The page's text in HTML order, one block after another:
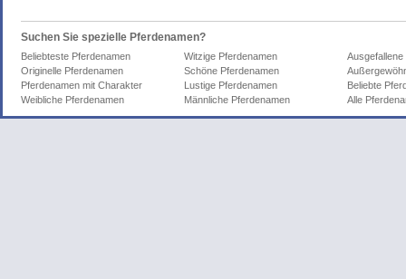
Suchen Sie spezielle Pferdenamen?
Beliebteste Pferdenamen Witzige Pferdenamen
Originelle Pferdenamen
Schöne Pferdenamen
Pferdenamen mit Charakter
Lustige Pferdenamen
Beliebte
Weibliche Pferdenamen
Männliche Pferdenamen Alle